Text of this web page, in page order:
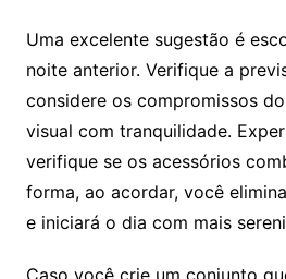
Uma excelente sugestão é
noite anterior. Verifique a
considere os compromissos
visual com tranquilidade.
verifique se os acessórios
forma, ao acordar, você
e iniciará o dia com mais